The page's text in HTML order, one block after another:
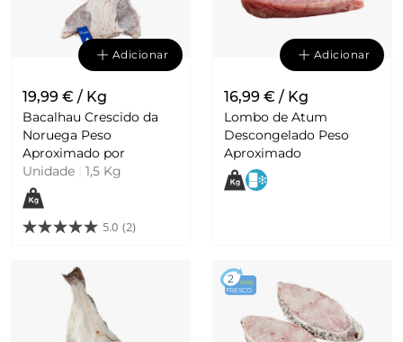
Adicionar
19,99 € / Kg
Bacalhau Crescido da
Noruega Peso
Aproximado por
Unidade
1,5 Kg
5.0 (2)
Adicionar
16,99 € / Kg
Lombo de Atum
Descongelado Peso
Aproximado
2 DIAS
FRESCO